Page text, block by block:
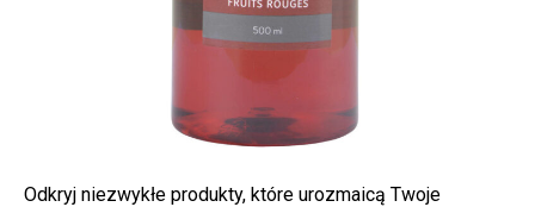
Odkryj niezwykłe produkty, które urozmaicą Twoje